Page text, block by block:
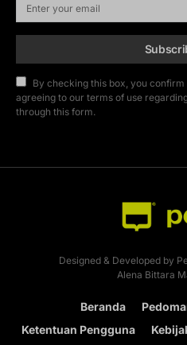
By checking this box, you
agreeing to our terms of use
through this form.
Designed & Developed by
Alena Bittara
Beranda
Ketentuan Pengguna